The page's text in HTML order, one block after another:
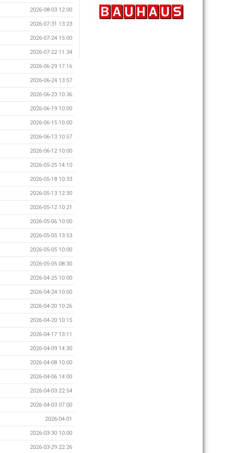
2026-08-03 12:00
2026-07-31 13:23
2026-07-24 15:00
2026-07-22 11:34
2026-06-29 17:16
2026-06-24 13:57
2026-06-23 10:36
2026-06-19 10:00
2026-06-15 10:00
2026-06-13 10:57
2026-06-12 10:00
2026-05-25 14:10
2026-05-18 10:33
2026-05-13 12:30
2026-05-12 10:21
2026-05-06 10:00
2026-05-05 13:53
2026-05-05 10:00
2026-05-05 08:30
2026-04-25 10:00
2026-04-24 10:00
2026-04-20 10:26
2026-04-20 10:15
2026-04-17 13:11
2026-04-09 14:30
2026-04-08 10:00
2026-04-06 14:00
2026-04-03 22:54
2026-04-03 07:00
2026-04-01
2026-03-30 10:00
2026-03-29 22:26